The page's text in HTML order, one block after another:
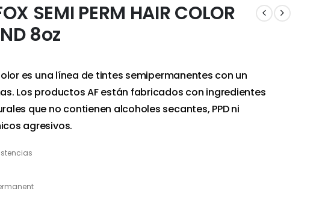
SEMI PERM HAIR COLOR
8oz
es una línea de tintes semipermanentes con un
Los productos AF están fabricados con ingredientes
que no contienen alcoholes secantes, PPD ni
agresivos.